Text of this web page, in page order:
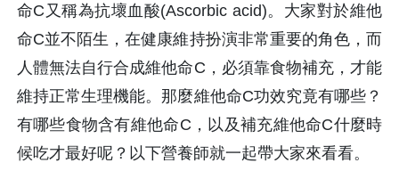
命C又稱為抗壞血酸(Ascorbic acid)。大家對於維他
命C並不陌生，在健康維持扮演非常重要的角色，而
人體無法自行合成維他命C，必須靠食物補充，才能
維持正常生理機能。那麼維他命C功效究竟有哪些？
有哪些食物含有維他命C，以及補充維他命C什麼時
候吃才最好呢？以下營養師就一起帶大家來看看。